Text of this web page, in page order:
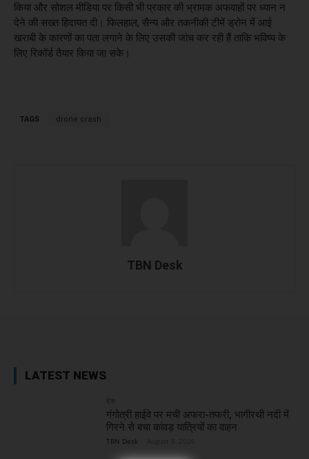
किया और सोशल मीडिया पर किसी भी प्रकार की भ्रामक अफवाहों पर ध्यान न
देने की सख्त हिदायत दी। फिलहाल, सैन्य और तकनीकी टीमें ड्रोन में आई
खराबी के कारणों का पता लगाने के लिए उसकी जांच कर रही हैं ताकि भविष्य के
लिए रिकॉर्ड तैयार किया जा सके।
TAGS drone crash
TBN Desk
LATEST NEWS
देश
गंगोत्री हाईवे पर मची अफरा-तफरी, भागीरथी नदी में
गिरने से बचा कांवड़ यात्रियों का वाहन
TBN Desk